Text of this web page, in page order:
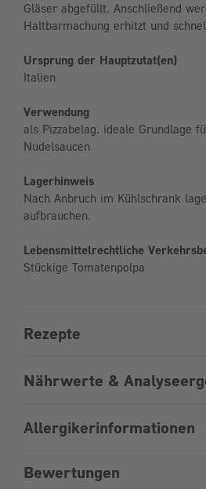
Gläser abgefüllt. Anschließend
Haltbarmachung erhitzt und
Ursprung der Hauptzutat(en)
Italien
Verwendung
als Pizzabelag, ideale Grundlage
Nudelsaucen
Lagerhinweis
Nach Anbruch im Kühlschrank
aufbrauchen.
Lebensmittelrechtliche
Stückige Tomatenpolpa
Rezepte
Nährwerte &
Allergikerinformationen
Bewertungen